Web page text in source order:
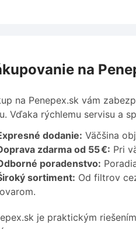
na
na Penepex.sk vám
Vďaka rýchlemu servisu a
dodanie: Väčšina
zdarma od 55€: Pri
poradenstvo:
sortiment: Od filtrov
je praktickým